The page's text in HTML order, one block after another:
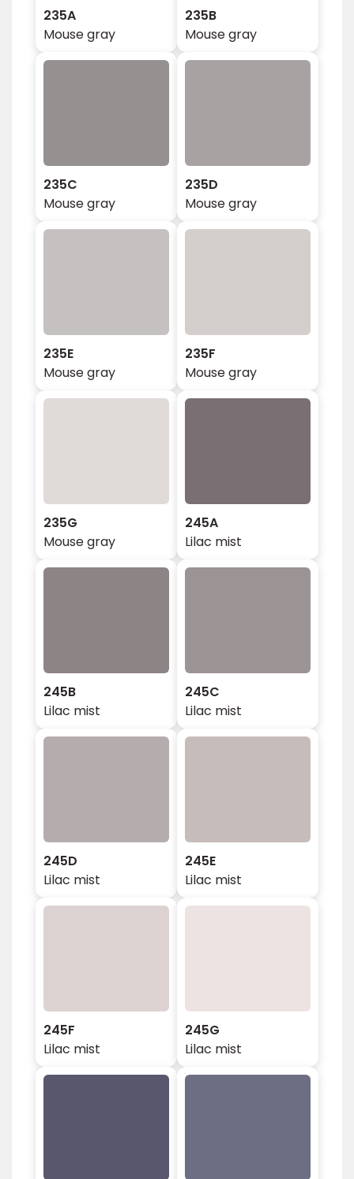
235A
Mouse gray
235B
Mouse gray
235C
Mouse gray
235D
Mouse gray
235E
Mouse gray
235F
Mouse gray
235G
Mouse gray
245A
Lilac mist
245B
Lilac mist
245C
Lilac mist
245D
Lilac mist
245E
Lilac mist
245F
Lilac mist
245G
Lilac mist